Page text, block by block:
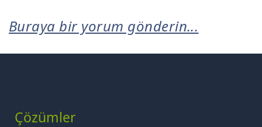
Buraya bir yorum gönderin...
Çözümler